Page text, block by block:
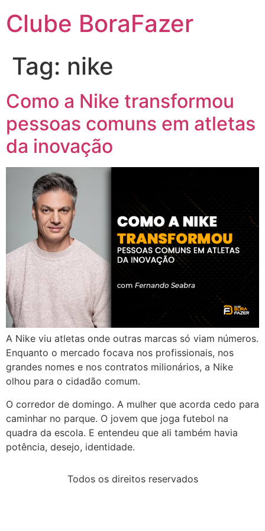
Clube BoraFazer
Tag: nike
Como a Nike transformou
pessoas comuns em atletas
da inovação
A Nike viu atletas onde outras marcas só viam números.
Enquanto o mercado focava nos profissionais, nos
grandes nomes e nos contratos milionários, a Nike
olhou para o cidadão comum.
O corredor de domingo. A mulher que acorda cedo para
caminhar no parque. O jovem que joga futebol na
quadra da escola. E entendeu que ali também havia
potência, desejo, identidade.
Todos os direitos reservados